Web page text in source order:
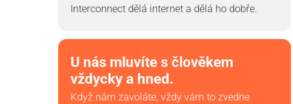
Interconnect dělá internet a dělá ho dobře.
U nás mluvíte s člověkem
vždycky a hned.
Když nám zavoláte, vždy vám to zvedne